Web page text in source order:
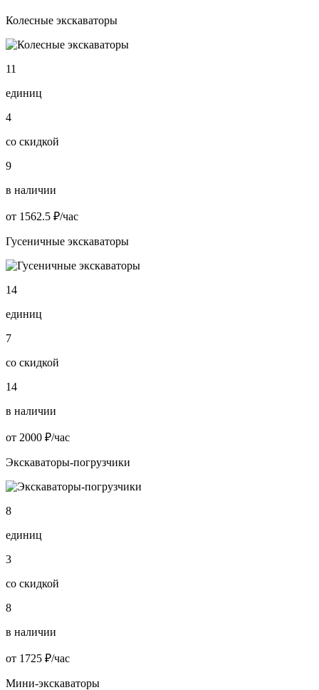
Колесные экскаваторы
11
единиц
4
со скидкой
9
в наличии
от 1562.5 ₽/час
Гусеничные экскаваторы
14
единиц
7
со скидкой
14
в наличии
от 2000 ₽/час
Экскаваторы-погрузчики
8
единиц
3
со скидкой
8
в наличии
от 1725 ₽/час
Мини-экскаваторы